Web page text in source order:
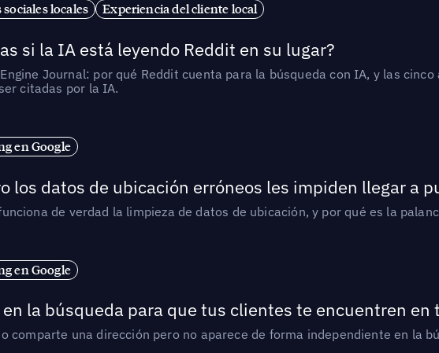
sociales locales Experiencia del cliente local
si la IA está leyendo Reddit en su lugar?
Journal: por qué Reddit cuenta para la búsqueda con IA, y las
citadas por la IA.
en Google
los datos de ubicación erróneos les impiden llegar a
de verdad la limpieza de datos de ubicación, y por qué es la
en Google
la búsqueda para que tus clientes te encuentren en
comparte una dirección pero no aparece de forma independiente en la